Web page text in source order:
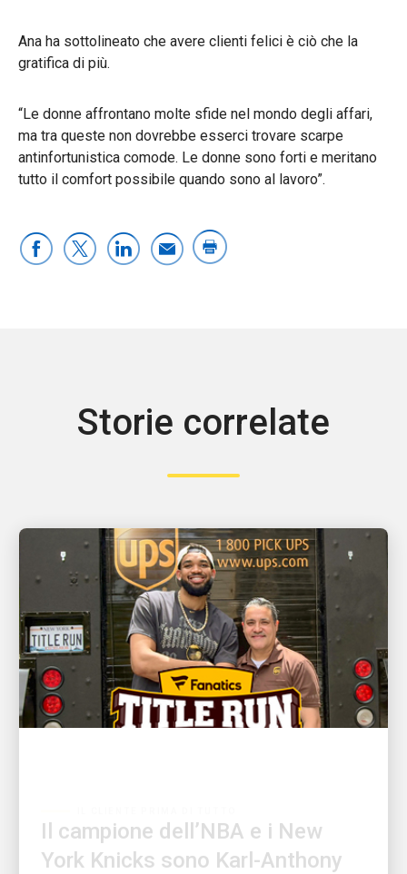
Ana ha sottolineato che avere clienti felici è ciò che la
gratifica di più.
“Le donne affrontano molte sfide nel mondo degli affari,
ma tra queste non dovrebbe esserci trovare scarpe
antinfortunistica comode. Le donne sono forti e meritano
tutto il comfort possibile quando sono al lavoro”.
Storie correlate
York Knicks sono Karl-Anthony
Towns e l’autista UPS David